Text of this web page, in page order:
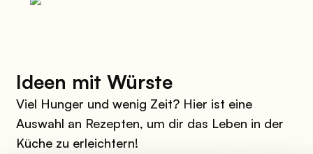
Ideen mit Würste
Viel Hunger und wenig Zeit? Hier ist eine
Auswahl an Rezepten, um dir das Leben in der
Küche zu erleichtern!